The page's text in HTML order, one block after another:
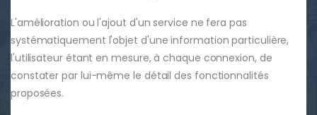
L'amélioration ou l'ajout d'un service ne fera pas
systématiquement l'objet d'une information particulière,
l'utilisateur étant en mesure, à chaque connexion, de
constater par lui-même le détail des fonctionnalités
proposées.